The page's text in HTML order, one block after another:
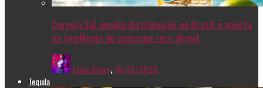
Cerveja Sol amplia distribuição no Brasil e aposta
na tendência de consumo zero álcool
Livia Alves,16/06/2026
Tequila